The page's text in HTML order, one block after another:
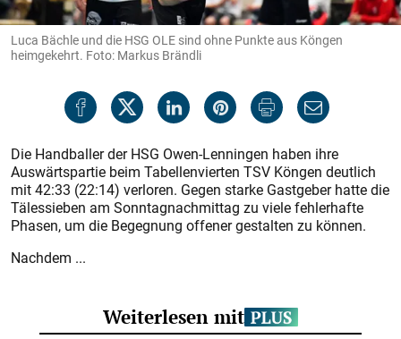
Luca Bächle und die HSG OLE sind ohne Punkte aus Köngen
heimgekehrt. Foto: Markus Brändli
Die Handballer der HSG Owen-Lenningen haben ihre
Auswärtspartie beim Tabellenvierten TSV Köngen deutlich
mit 42:33 (22:14) verloren. Gegen starke Gastgeber hatte die
Tälessieben am Sonntagnachmittag zu viele fehlerhafte
Phasen, um die Begegnung offener gestalten zu können.
Nachdem ...